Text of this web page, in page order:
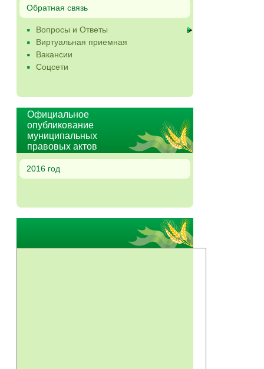
Обратная связь
Вопросы и Ответы
Виртуальная приемная
Вакансии
Соцсети
Официальное
опубликование
муниципальных
правовых актов
2016 год